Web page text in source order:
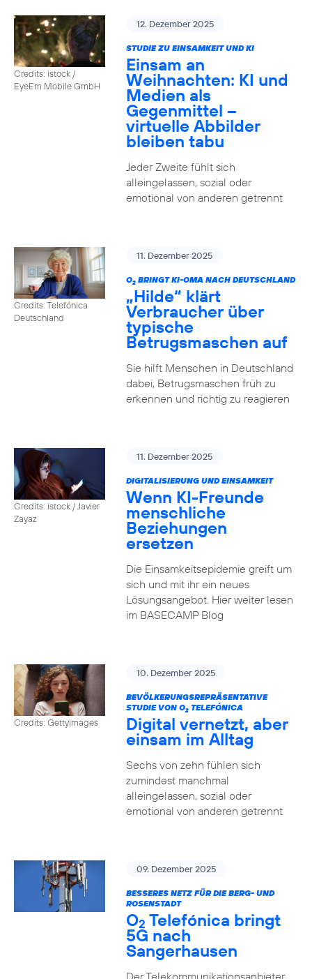
Credits: istock /
EyeEm Mobile GmbH
12. Dezember 2025
STUDIE ZU EINSAMKEIT UND KI
Einsam an
Weihnachten: KI und
Medien als
Gegenmittel –
virtuelle Abbilder
bleiben tabu
Jeder Zweite fühlt sich
alleingelassen, sozial oder
emotional von anderen getrennt
Credits: Telefónica
Deutschland
11. Dezember 2025
O2BRINGT KI-OMA NACH DEUTSCHLAND
„Hilde“ klärt
Verbraucher über
typische
Betrugsmaschen auf
Sie hilft Menschen in Deutschland
dabei, Betrugsmaschen früh zu
erkennen und richtig zu reagieren
Credits: istock / Javier
Zayaz
11. Dezember 2025
DIGITALISIERUNG UND EINSAMKEIT
Wenn KI-Freunde
menschliche
Beziehungen
ersetzen
Die Einsamkeitsepidemie greift um
sich und mit ihr ein neues
Lösungsangebot. Hier weiter lesen
im BASECAMP Blog
Credits: Gettyimages
10. Dezember 2025
BEVÖLKERUNGSREPRÄSENTATIVE
STUDIE VON O2TELEFÓNICA
Digital vernetzt, aber
einsam im Alltag
Sechs von zehn fühlen sich
zumindest manchmal
alleingelassen, sozial oder
emotional von anderen getrennt
09. Dezember 2025
BESSERES NETZ FÜR DIE BERG- UND
ROSENSTADT
O2 Telefónica bringt
5G nach
Sangerhausen
Der Telekommunikationsanbieter